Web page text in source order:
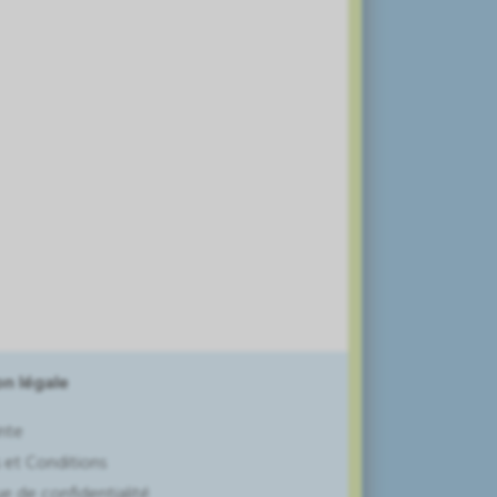
légale
et Conditions